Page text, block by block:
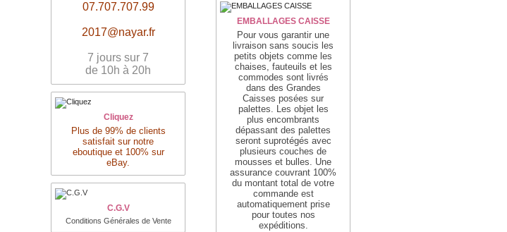
07.707.707.99
2017@nayar.fr
7 jours sur 7
de 10h à 20h
Cliquez
Plus de 99% de clients
satisfait sur notre
eboutique et 100% sur
eBay.
C.G.V
Conditions Générales de Vente
EMBALLAGES CAISSE
Pour vous garantir une
livraison sans soucis les
petits objets comme les
chaises, fauteuils et les
commodes sont livrés
dans des Grandes
Caisses posées sur
palettes. Les objet les
plus encombrants
dépassant des palettes
seront suprotégés avec
plusieurs couches de
mousses et bulles. Une
assurance couvrant 100%
du montant total de votre
commande est
automatiquement prise
pour toutes nos
expéditions.